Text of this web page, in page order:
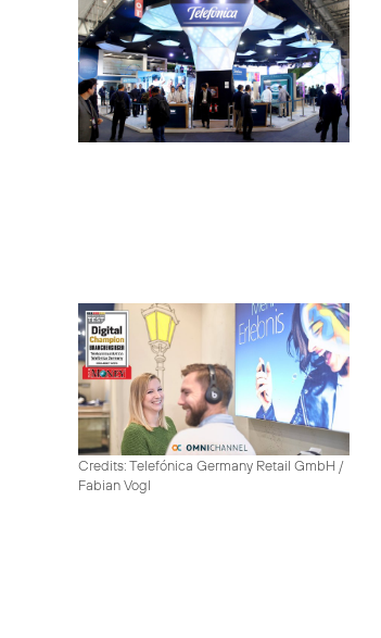
Credits: Telefónica Germany Retail GmbH /
Fabian Vogl